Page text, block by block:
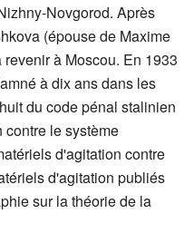
Novgorod. Après
(épouse de Maxime
à Moscou. En 1933
à dix ans dans les
du code pénal stalinien
contre le système
d'agitation contre
d'agitation publiés
sur la théorie de la